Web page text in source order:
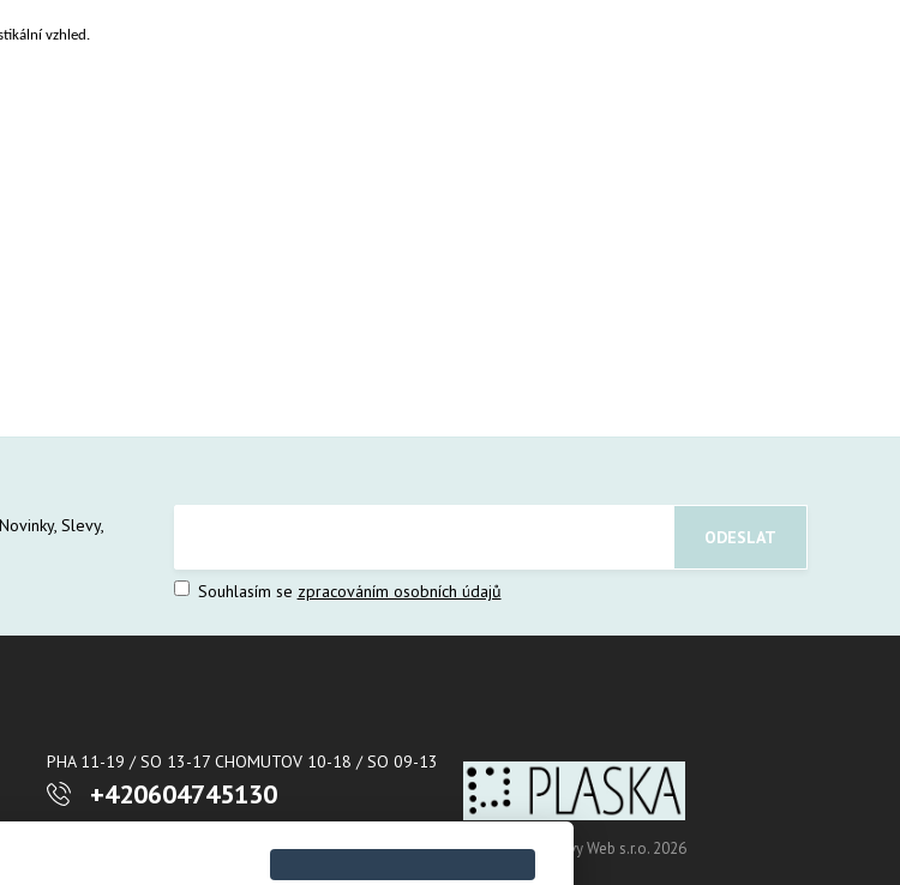
vzhled.
Slevy,
Souhlasím se zpracováním osobních údajů
PHA 11-19 / SO 13-17 CHOMUTOV 10-18 / SO 09-13
+420604745130
Copyright © Novy Web s.r.o. 2026